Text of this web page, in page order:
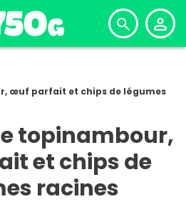
œuf parfait et chips de légumes
topinambour,
et chips de
racines